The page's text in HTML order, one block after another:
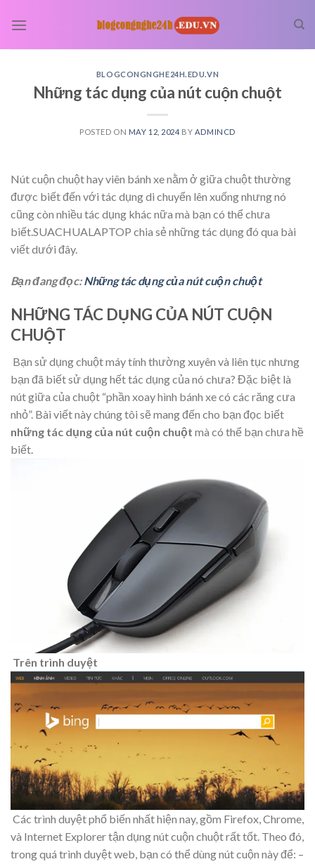
BLOGCONGNGHE24H.EDU.VN
Những tác dụng của nút cuộn chuột
POSTED ON MAY 12, 2024 BY ADMINCD
Nút cuộn chuột hay viên bánh xe nằm ở giữa chuột thường
được biết đến với tác dụng di chuyển lên xuống nhưng nó
cũng còn nhiều tác dụng khác nữa mà bạn có thể chưa
biết.SUACHUALAPTOP chia sẻ những tác dụng đó qua bài
viết dưới đây.
Bạn đang đọc:Những tác dụng của nút cuộn chuột
NHỮNG TÁC DỤNG CỦA NÚT CUỘN
CHUỘT
Bạn sử dụng chuột máy tính thường xuyên và liên tục nhưng
bạn đã biết sử dụng hết tác dụng của nó chưa? Đặc biệt là
nút giữa của chuột “phần xoay hình bánh xe có các răng cưa
nhỏ”. Bài viết này chúng tôi sẽ mang đến cho bạn đọc biết
những tác dụng của nút cuộn chuột mà có thể bạn chưa hề
biết.
Trên trình duyệt
Các trình duyệt phổ biến nhất hiện nay, gồm Firefox, Chrome,
và Internet Explorer tận dụng nút cuộn chuột rất tốt. Theo đó,
trong quá trình duyệt web, bạn có thể dùng nút cuộn này để: –